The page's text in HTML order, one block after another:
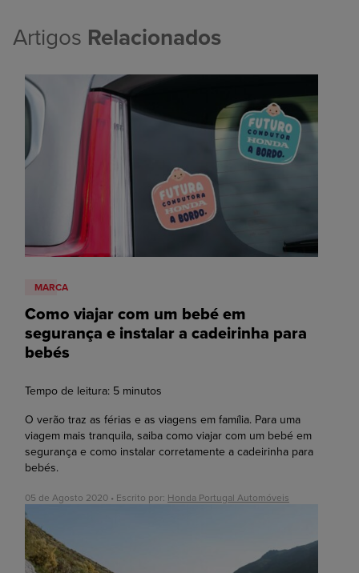
Artigos Relacionados
MARCA
Como viajar com um bebé em
segurança e instalar a cadeirinha para
bebés
Tempo de leitura: 5 minutos
O verão traz as férias e as viagens em família. Para uma
viagem mais tranquila, saiba como viajar com um bebé em
segurança e como instalar corretamente a cadeirinha para
bebés.
05 de Agosto 2020 • Escrito por: Honda Portugal Automóveis